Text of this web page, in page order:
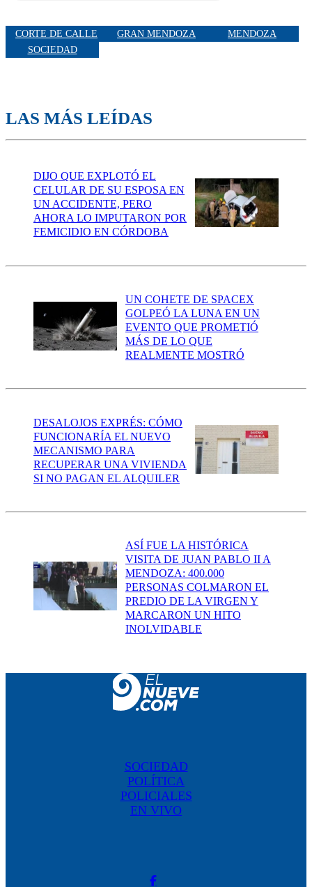
CORTE DE CALLE GRAN MENDOZA
MENDOZA
SOCIEDAD
LAS MÁS LEÍDAS
DIJO QUE EXPLOTÓ EL
CELULAR DE SU ESPOSA EN
UN ACCIDENTE, PERO
AHORA LO IMPUTARON POR
FEMICIDIO EN CÓRDOBA
UN COHETE DE SPACEX
GOLPEÓ LA LUNA EN UN
EVENTO QUE PROMETIÓ
MÁS DE LO QUE
REALMENTE MOSTRÓ
DESALOJOS EXPRÉS: CÓMO
FUNCIONARÍA EL NUEVO
MECANISMO PARA
RECUPERAR UNA VIVIENDA
SI NO PAGAN EL ALQUILER
ASÍ FUE LA HISTÓRICA
VISITA DE JUAN PABLO II A
MENDOZA: 400.000
PERSONAS COLMARON EL
PREDIO DE LA VIRGEN Y
MARCARON UN HITO
INOLVIDABLE
SOCIEDAD
POLÍTICA
POLICIALES
EN VIVO